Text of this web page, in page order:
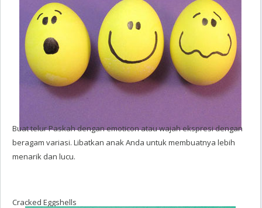
Buat telur Paskah dengan emoticon atau wajah ekspresi dengan
beragam variasi. Libatkan anak Anda untuk membuatnya lebih
menarik dan lucu.
Cracked Eggshells